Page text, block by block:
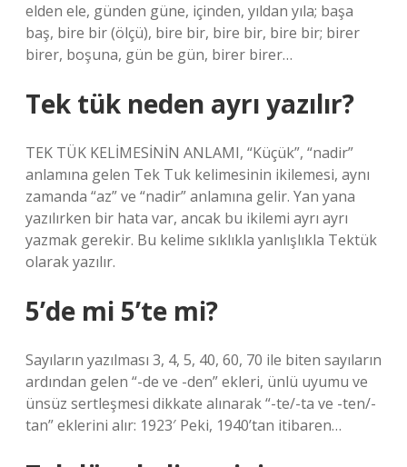
elden ele, günden güne, içinden, yıldan yıla; başa
baş, bire bir (ölçü), bire bir, bire bir, bire bir; birer
birer, boşuna, gün be gün, birer birer…
Tek tük neden ayrı yazılır?
TEK TÜK KELİMESİNİN ANLAMI, “Küçük”, “nadir”
anlamına gelen Tek Tuk kelimesinin ikilemesi, aynı
zamanda “az” ve “nadir” anlamına gelir. Yan yana
yazılırken bir hata var, ancak bu ikilemi ayrı ayrı
yazmak gerekir. Bu kelime sıklıkla yanlışlıkla Tektük
olarak yazılır.
5’de mi 5’te mi?
Sayıların yazılması 3, 4, 5, 40, 60, 70 ile biten sayıların
ardından gelen “-de ve -den” ekleri, ünlü uyumu ve
ünsüz sertleşmesi dikkate alınarak “-te/-ta ve -ten/-
tan” eklerini alır: 1923′ Peki, 1940’tan itibaren…